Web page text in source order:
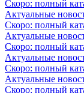
Скоро: полный
Актуальные
Скоро: полный
Актуальные
Скоро: полный
Актуальные
Скоро: полный
Актуальные
Скоро: полный